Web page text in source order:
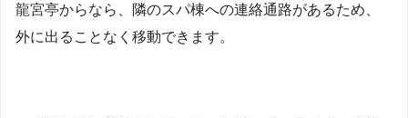
龍宮亭からなら、隣のスパ棟への連絡通路があるため、
外に出ることなく移動できます。